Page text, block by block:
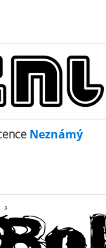
Neznámý